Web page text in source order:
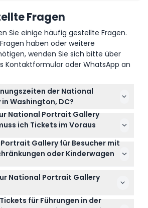
Fragen
Sie einige häufig gestellte Fragen.
haben oder weitere
wenden Sie sich bitte über
Kontaktformular oder WhatsApp an
der National
Washington, DC?
Gallery ist täglich von 11:30 Uhr
jedoch am 25. Dezember
vorbehalten – bitte zum
bestätigen).
National Portrait Gallery
ich Tickets im Voraus
Portrait Gallery ist kostenlos
Pässe erforderlich. Spezielle
können Sie direkt online
buchen.
Gallery für Besucher mit
oder Kinderwagen
Gallery entspricht den ADA-
sowohl für Rollstühle als auch
um allen Besuchern einen
zu gewährleisten.
National Portrait Gallery
Lichtbildausweis mit, wenn Sie
für Führungen in der